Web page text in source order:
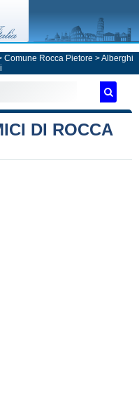
Comune Rocca Pietore > Alberghi
DI ROCCA